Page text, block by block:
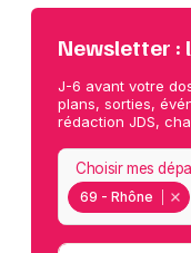
Newsletter :
J-6 avant votre
plans, sorties,
rédaction JDS,
69 - Rhône
Choisir mes